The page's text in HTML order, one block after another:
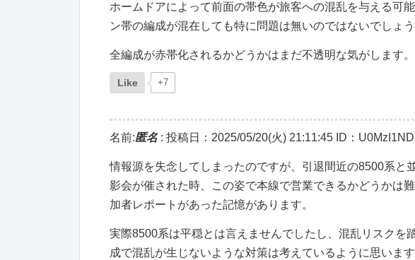
ホームドアによって前面の帯色が旅客への混乱を与える可
ン帯の編成が混在しても特に問題は無いのではないでしょう
全編成が赤帯化されるかどうかはまだ不透明な気がします。
Like +7
名前:匿名: 投稿日：2025/05/20(火) 21:11:45 ID：
情報源を失念してしまったのですが、引退間近の8500系と
影会が催された時、この姿で本線で営業できるかどうかは
加者レポートがあった記憶があります。
実際8500系は平穏とは言えませんでしたし、混乱リスクを
成で混乱が生じないような対策は考えているように思います